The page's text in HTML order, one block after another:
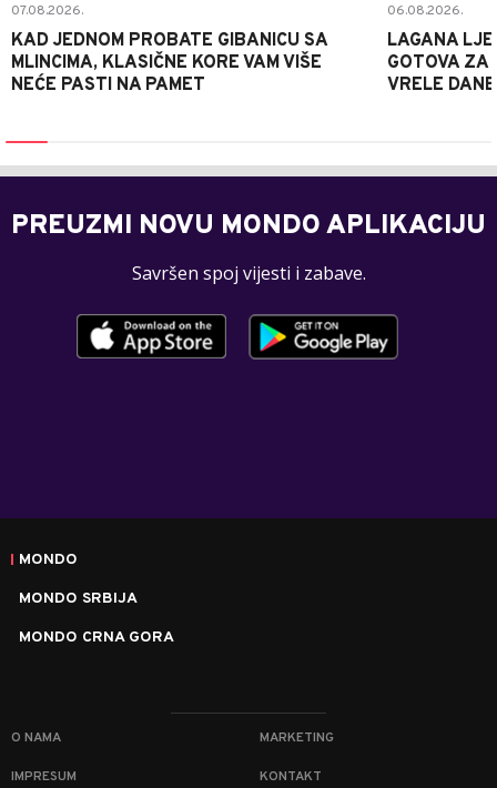
07.08.2026.
KAD JEDNOM PROBATE GIBANICU SA
MLINCIMA, KLASIČNE KORE VAM VIŠE
NEĆE PASTI NA PAMET
06.08.2026.
LAGANA
GOTOVA ZA
VRELE DANE
PREUZMI NOVU MONDO APLIKACIJU
Savršen spoj vijesti i zabave.
MONDO
MONDO SRBIJA
MONDO CRNA GORA
O NAMA MARKETING
IMPRESUM KONTAKT